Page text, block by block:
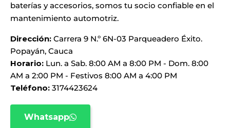
baterías y accesorios, somos tu socio confiable en el
mantenimiento automotriz.
Dirección: Carrera 9 N.º 6N-03 Parqueadero Éxito.
Popayán, Cauca
Horario: Lun. a Sab. 8:00 AM a 8:00 PM - Dom. 8:00
AM a 2:00 PM - Festivos 8:00 AM a 4:00 PM
Teléfono: 3174423624
Whatsapp